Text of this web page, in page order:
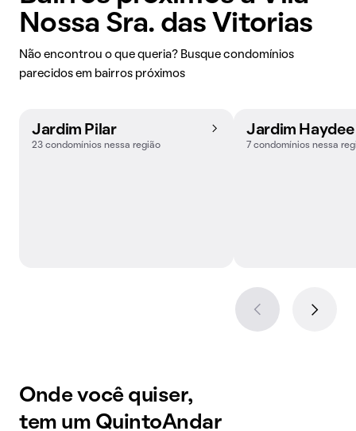
Nossa Sra. das Vitorias
Não encontrou o que queria? Busque condomínios
parecidos em bairros próximos
Jardim Pilar
23 condomínios nessa região
Jardim Haydee
7 condomínios nessa
Onde você quiser,
tem um QuintoAndar